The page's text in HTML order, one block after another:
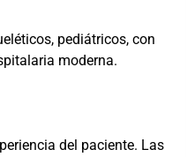
pediátricos, con
moderna.
del paciente. Las